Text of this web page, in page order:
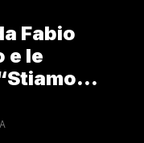
Fabio
e le